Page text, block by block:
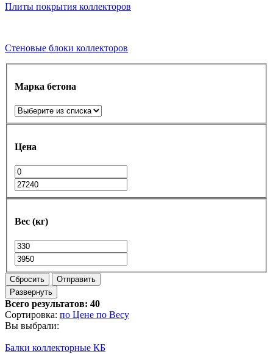
Плиты покрытия коллекторов
Стеновые блоки коллекторов
Марка бетона
Цена
Вес (кг)
Сбросить
Отправить
Развернуть
Всего результатов: 40
Сортировка: по Цене по Весу
Вы выбрали:
Балки коллекторные КБ